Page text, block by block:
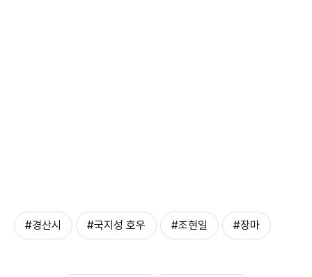
#경산시 #국지성 호우 #조현일 #장마